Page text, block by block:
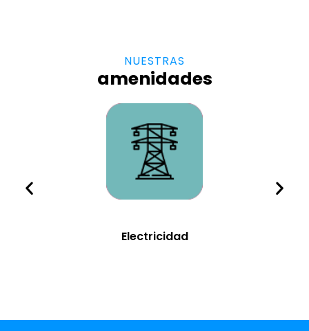
NUESTRAS
amenidades
Electricidad